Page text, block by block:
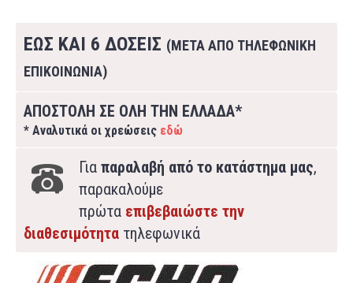
ΕΩΣ ΚΑΙ 6 ΔΟΣΕΙΣ (ΜΕΤΑ ΑΠΟ ΤΗΛΕΦΩΝΙΚΗ
ΕΠΙΚΟΙΝΩΝΙΑ)
ΑΠΟΣΤΟΛΗ ΣΕ ΟΛΗ ΤΗΝ ΕΛΛΑΔΑ*
* Αναλυτικά οι χρεώσεις εδώ
Για παραλαβή από το κατάστημα μας,
παρακαλούμε
πρώτα επιβεβαιώστε την
διαθεσιμότητα τηλεφωνικά